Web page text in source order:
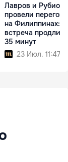
Лавров и Рубио
провели
на Филиппинах:
встреча
35 минут
23 Июл. 11:47